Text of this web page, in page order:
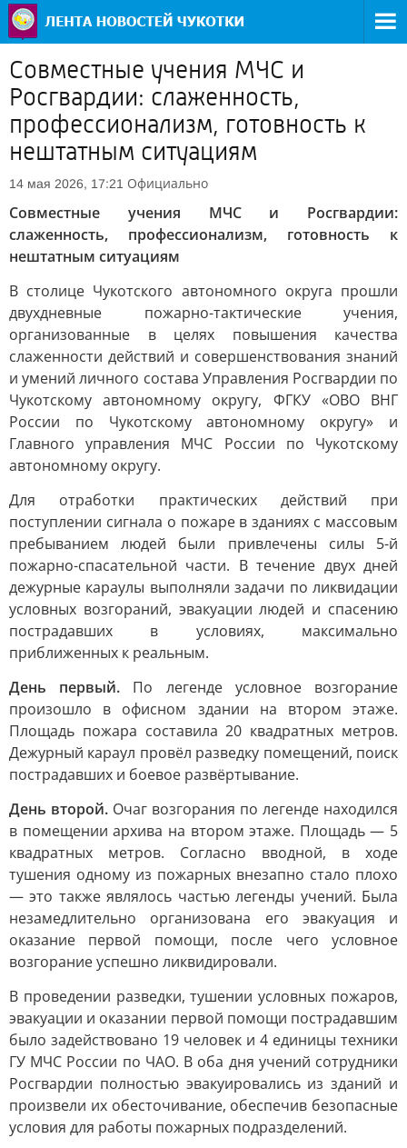
Совместные учения МЧС и
Росгвардии: слаженность,
профессионализм, готовность к
нештатным ситуациям
14 мая 2026, 17:21 Официально
Совместные учения МЧС и Росгвардии:
слаженность, профессионализм, готовность к
нештатным ситуациям
В столице Чукотского автономного округа прошли
двухдневные пожарно-тактические учения,
организованные в целях повышения качества
слаженности действий и совершенствования знаний
и умений личного состава Управления Росгвардии по
Чукотскому автономному округу, ФГКУ «ОВО ВНГ
России по Чукотскому автономному округу» и
Главного управления МЧС России по Чукотскому
автономному округу.
Для отработки практических действий при
поступлении сигнала о пожаре в зданиях с массовым
пребыванием людей были привлечены силы 5-й
пожарно-спасательной части. В течение двух дней
дежурные караулы выполняли задачи по ликвидации
условных возгораний, эвакуации людей и спасению
пострадавших в условиях, максимально
приближенных к реальным.
День первый. По легенде условное возгорание
произошло в офисном здании на втором этаже.
Площадь пожара составила 20 квадратных метров.
Дежурный караул провёл разведку помещений, поиск
пострадавших и боевое развёртывание.
День второй. Очаг возгорания по легенде находился
в помещении архива на втором этаже. Площадь — 5
квадратных метров. Согласно вводной, в ходе
тушения одному из пожарных внезапно стало плохо
— это также являлось частью легенды учений. Была
незамедлительно организована его эвакуация и
оказание первой помощи, после чего условное
возгорание успешно ликвидировали.
В проведении разведки, тушении условных пожаров,
эвакуации и оказании первой помощи пострадавшим
было задействовано 19 человек и 4 единицы техники
ГУ МЧС России по ЧАО. В оба дня учений сотрудники
Росгвардии полностью эвакуировались из зданий и
произвели их обесточивание, обеспечив безопасные
условия для работы пожарных подразделений.